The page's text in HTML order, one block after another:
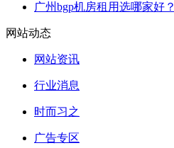
广州bgp机房租用选哪家好？
网站动态
网站资讯
行业消息
时而习之
广告专区